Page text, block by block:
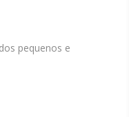
pequenos e